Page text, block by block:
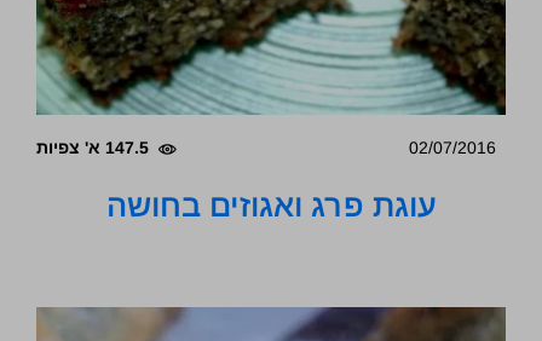
02/07/2016 147.5 א' צפיות
עוגת פרג ואגוזים בחושה